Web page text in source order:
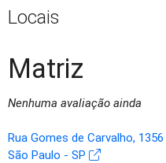
Locais
Matriz
Nenhuma avaliação ainda
Rua Gomes de Carvalho,
São Paulo - SP